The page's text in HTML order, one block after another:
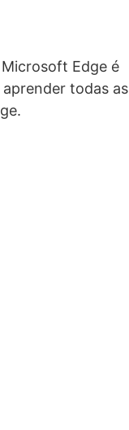
Edge é
todas as